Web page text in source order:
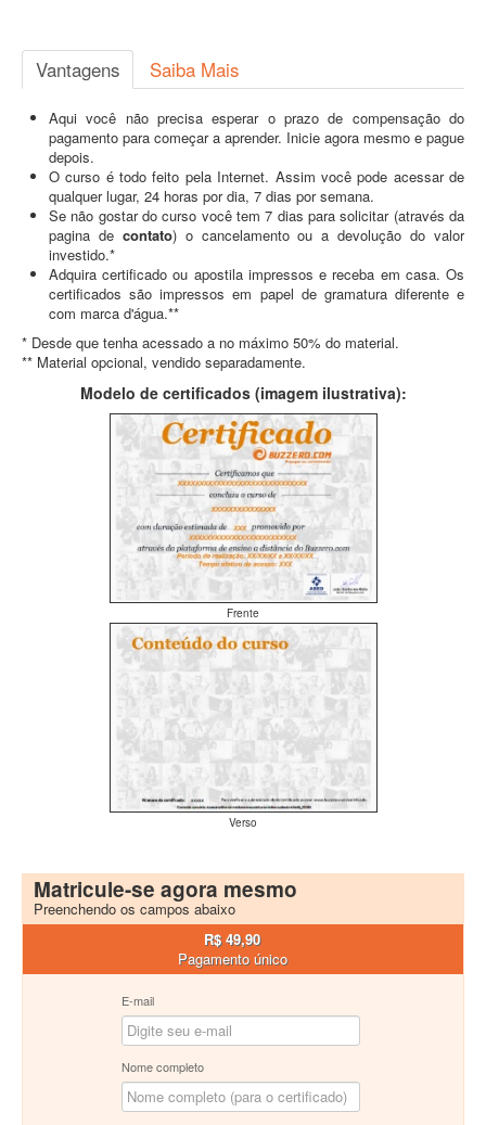
Vantagens Saiba Mais
Aqui você não precisa esperar o prazo de compensação do
pagamento para começar a aprender. Inicie agora mesmo e pague
depois.
O curso é todo feito pela Internet. Assim você pode acessar de
qualquer lugar, 24 horas por dia, 7 dias por semana.
Se não gostar do curso você tem 7 dias para solicitar (através da
pagina de contato) o cancelamento ou a devolução do valor
investido.*
Adquira certificado ou apostila impressos e receba em casa. Os
certificados são impressos em papel de gramatura diferente e
com marca d'água.**
* Desde que tenha acessado a no máximo 50% do material.
** Material opcional, vendido separadamente.
Modelo de certificados (imagem ilustrativa):
Frente
Verso
Matricule-se agora mesmo
Preenchendo os campos abaixo
R$ 49,90
Pagamento único
E-mail
Nome completo